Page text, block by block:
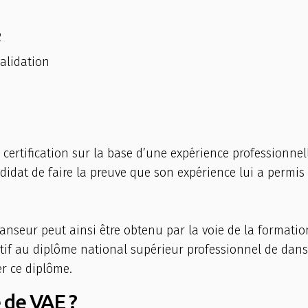
sur la base d’une expérience
de faire la preuve que son expérience lui a
peut ainsi être obtenu par la voie de la
au diplôme national supérieur professionnel de
ce diplôme.
VAE ?